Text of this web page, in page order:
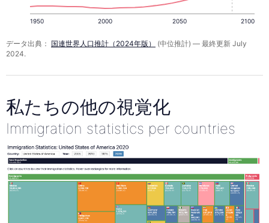
1950 2000 2050 2100
データ出典： 国連世界人口推計（2024年版）
(中位推計) — 最終更新 July
2024.
私たちの他の視覚化
Immigration statistics per countries